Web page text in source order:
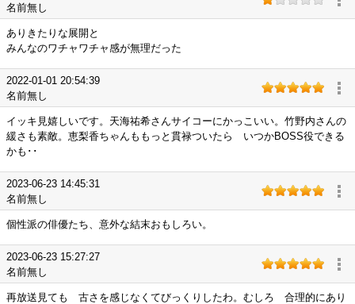
名前無し
ありきたりな展開と
みんなのワチャワチャ感が無理だった
2022-01-01 20:54:39
名前無し
イッキ見嬉しいです。天海祐希さんサイコーにかっこいい。竹野内さんの
緩さも素敵。恵梨香ちゃんももっと貫禄ついたら いつかBOSS役できる
かも･･
2023-06-23 14:45:31
名前無し
個性派の俳優たち、意外な結末おもしろい。
2023-06-23 15:27:27
名前無し
再放送見ても 古さを感じなくてびっくりしたわ。むしろ 合理的にあり